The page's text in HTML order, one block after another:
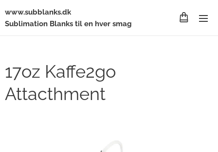
www.subblanks.dk
Sublimation Blanks til en hver smag
17oz Kaffe2go
Attacthment